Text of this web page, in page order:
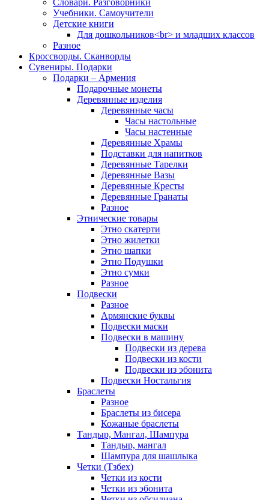
Словари. Разговорники
Учебники. Самоучители
Детские книги
Для дошкольников<br> и младших классов
Разное
Кроссворды. Сканворды
Сувениры. Подарки
Подарки – Армения
Подарочные монеты
Деревянные изделия
Деревянные часы
Часы настольные
Часы настенные
Деревянные Храмы
Подставки для напитков
Деревянные Тарелки
Деревянные Вазы
Деревянные Кресты
Деревянные Гранаты
Разное
Этнические товары
Этно скатерти
Этно жилетки
Этно шапки
Этно Подушки
Этно сумки
Разное
Подвески
Разное
Армянские буквы
Подвески маски
Подвески в машину
Подвески из дерева
Подвески из кости
Подвески из эбонита
Подвески Ностальгия
Браслеты
Разное
Браслеты из бисера
Кожаные браслеты
Тандыр, Мангал, Шампура
Тандыр, мангал
Шампура для шашлыка
Четки (Тзбех)
Четки из кости
Четки из эбонита